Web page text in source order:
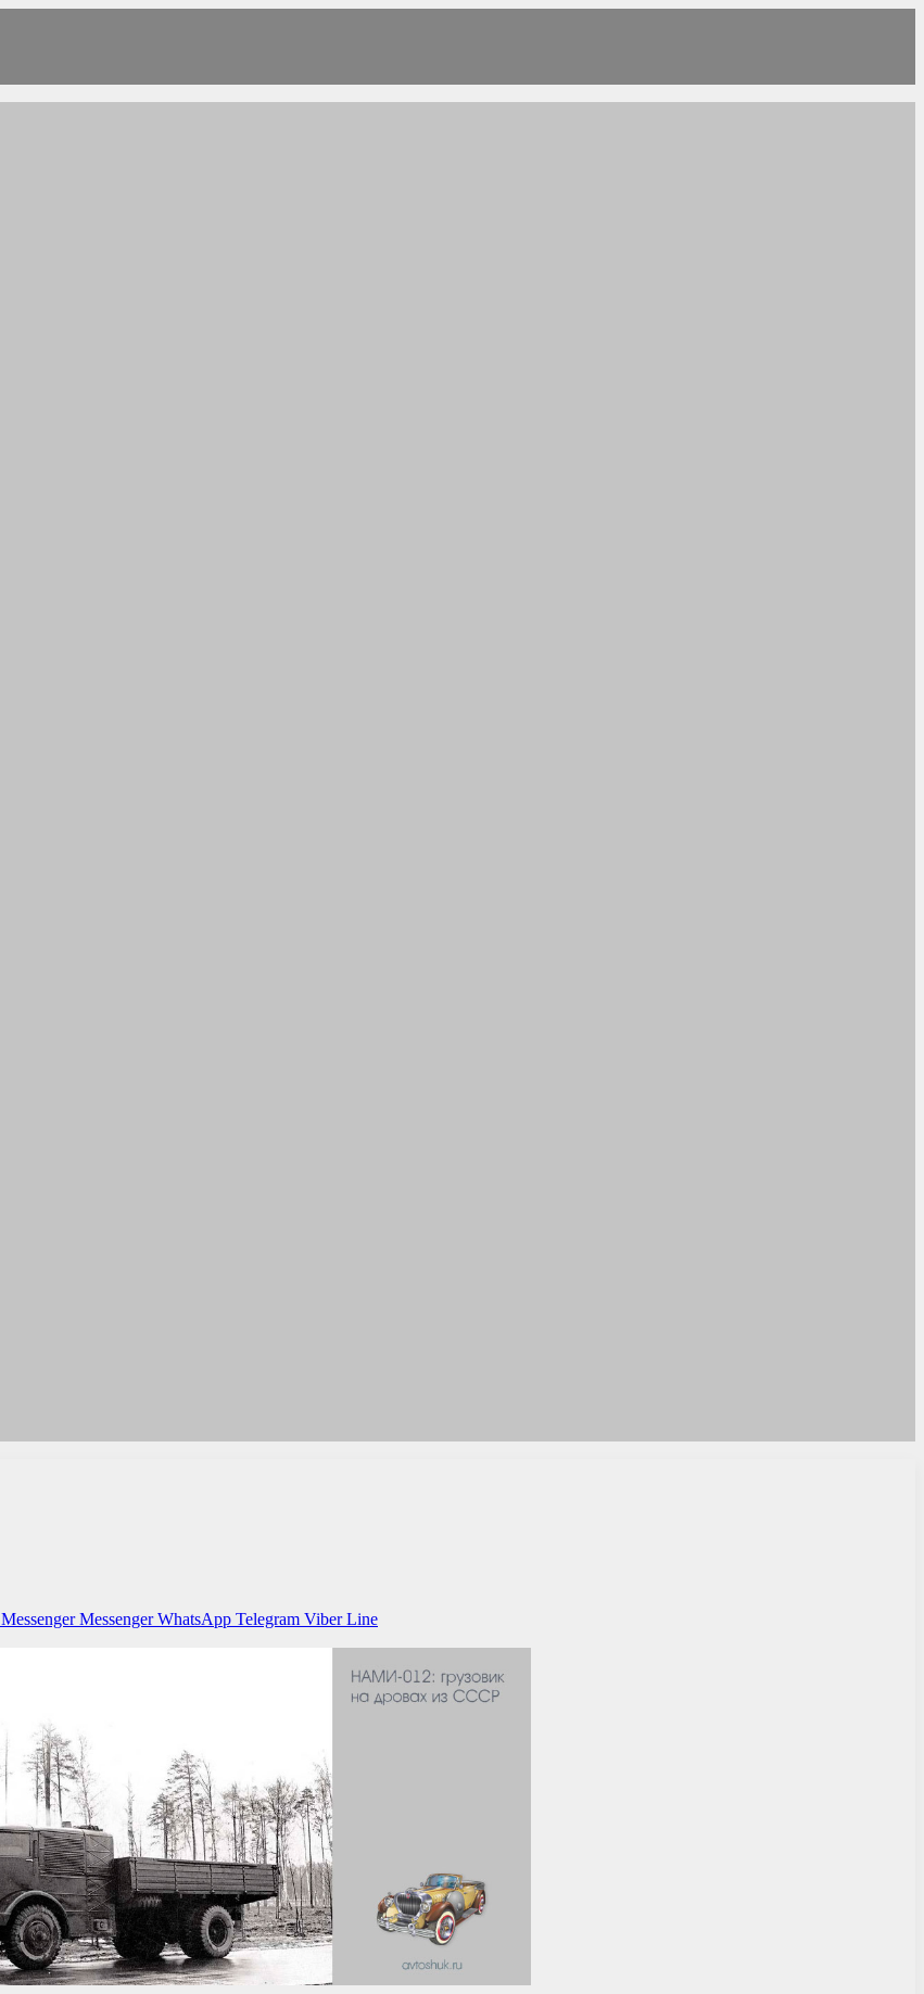
Messenger Messenger WhatsApp Telegram Viber Line